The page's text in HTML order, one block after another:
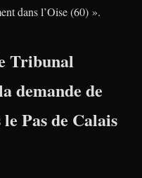
dans l’Oise (60) ».
Tribunal
demande de
Pas de Calais